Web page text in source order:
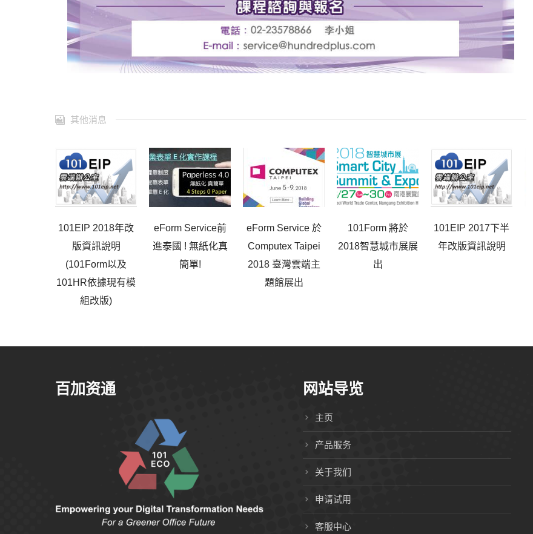
其他消息
101EIP 2018年改
版資訊說明
(101Form以及
101HR依據現有模
組改版)
eForm Service前
進泰國 ! 無紙化真
簡單!
eForm Service 於
Computex Taipei
2018 臺灣雲端主
題館展出
101Form 將於
2018智慧城市展展
出
101EIP 2017下半
年改版資訊說明
百加资通 网站导览
主页
产品服务
关于我们
申请试用
客服中心